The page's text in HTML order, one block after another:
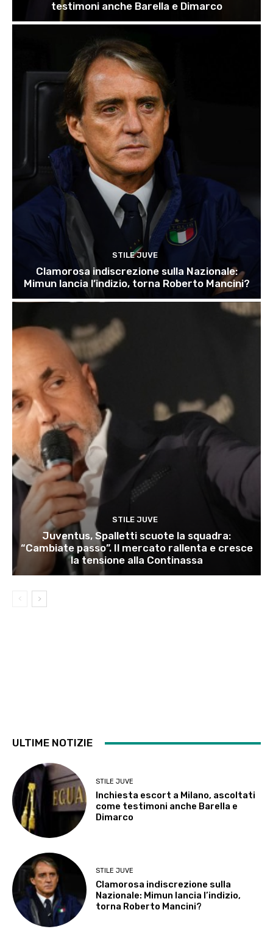
testimoni anche Barella e Dimarco
STILE JUVE
Clamorosa indiscrezione sulla Nazionale:
Mimun lancia l’indizio, torna Roberto Mancini?
STILE JUVE
Juventus, Spalletti scuote la squadra:
“Cambiate passo”. Il mercato rallenta e cresce
la tensione alla Continassa
ULTIME NOTIZIE
STILE JUVE
Inchiesta escort a Milano, ascoltati
come testimoni anche Barella e
Dimarco
STILE JUVE
Clamorosa indiscrezione sulla
Nazionale: Mimun lancia l’indizio,
torna Roberto Mancini?